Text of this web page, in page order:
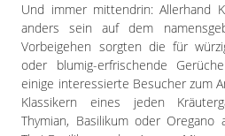
Und immer mittendrin: Allerhand
anders sein auf dem
Vorbeigehen sorgten die für
oder blumig-erfrischende
einige interessierte Besucher zum
Klassikern eines jeden
Thymian, Basilikum oder Oregano